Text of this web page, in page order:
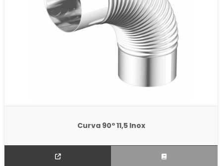
Curva 90º 11,5 Inox